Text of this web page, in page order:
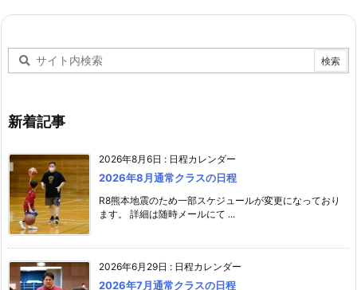
新着記事
2026年8月6日 : 日程カレンダー
2026年8月通常クラスの日程
R8熊本地震のため一部スケジュールが変更になっており
ます。 詳細は随時メールにて ...
2026年6月29日 : 日程カレンダー
2026年7月通常クラスの日程